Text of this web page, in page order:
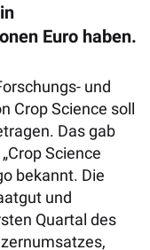
Euro haben.
und
Crop Science soll
Das gab
Science
bekannt. Die
und
Quartal des